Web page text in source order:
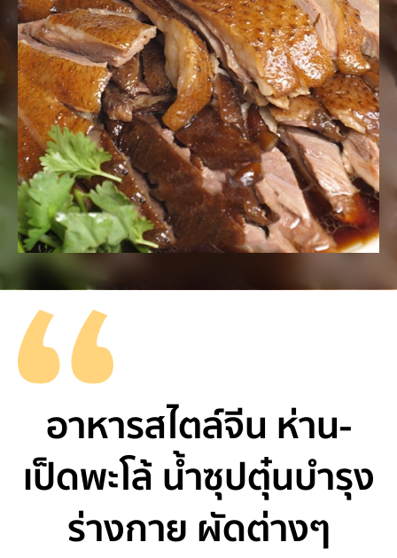
อาหารสไตล์จีน ห่าน-
เป็ดพะโล้ น้ำซุปตุ๋นบำรุง
ร่างกาย ผัดต่างๆ